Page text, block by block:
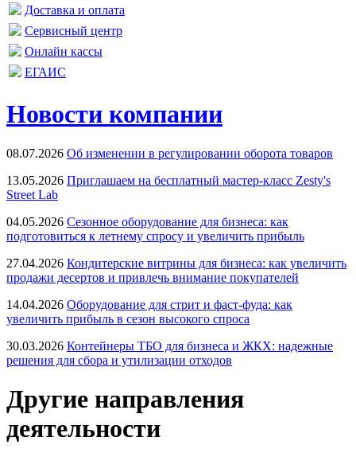
Доставка и оплата
Сервисный центр
Онлайн кассы
ЕГАИС
Новости компании
08.07.2026 Об изменении в регулировании оборота товаров
13.05.2026 Приглашаем на бесплатный мастер-класс Zesty's
Street Lab
04.05.2026 Сезонное оборудование для бизнеса: как
подготовиться к летнему спросу и увеличить прибыль
27.04.2026 Кондитерские витрины для бизнеса: как увеличить
продажи десертов и привлечь внимание покупателей
14.04.2026 Оборудование для стрит и фаст-фуда: как
увеличить прибыль в сезон высокого спроса
30.03.2026 Контейнеры ТБО для бизнеса и ЖКХ: надежные
решения для сбора и утилизации отходов
Другие направления
деятельности